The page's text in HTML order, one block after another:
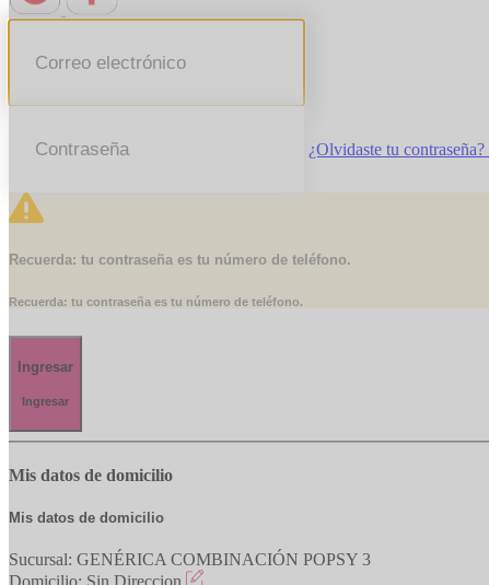
¿Olvidaste tu contraseña?
Recuerda: tu contraseña es tu número de teléfono.
Recuerda: tu contraseña es tu número de teléfono.
Ingresar
Ingresar
Mis datos de domicilio
Mis datos de domicilio
Sucursal: GENÉRICA COMBINACIÓN POPSY 3